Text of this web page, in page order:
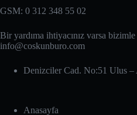
GSM: 0 312 348 55 02
Bir yardıma ihtiyacınız varsa
info@coskunburo.com
Denizciler Cad. No:51 Ulus
Anasayfa